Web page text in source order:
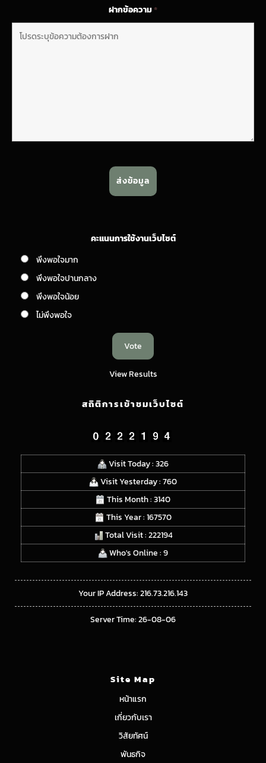
ฝากข้อความ*
คะแนนการใช้งานเว็บไซต์
พึงพอใจมาก
พึงพอใจปานกลาง
พึงพอใจน้อย
ไม่พึงพอใจ
View Results
สถิติการเข้าชมเว็บไซต์
Visit Today : 326
Visit Yesterday : 760
This Month : 3140
This Year : 167570
Total Visit : 222194
Who's Online : 9
Your IP Address: 216.73.216.143
Server Time: 26-08-06
Site Map
หน้าแรก
เกี่ยวกับเรา
วิสัยทัศน์
พันธกิจ